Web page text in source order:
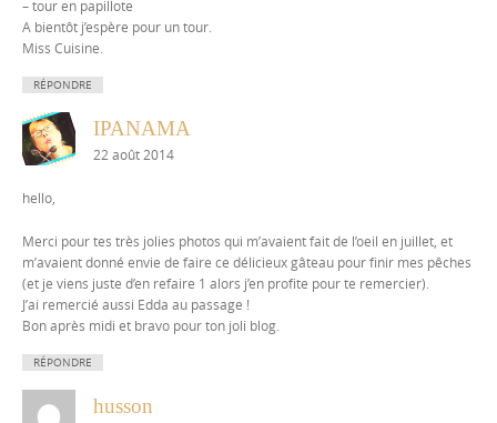
– tour en papillote
A bientôt j’espère pour un tour.
Miss Cuisine.
RÉPONDRE
IPANAMA
22 août 2014
hello,
Merci pour tes très jolies photos qui m’avaient fait de l’oeil en juillet, et
m’avaient donné envie de faire ce délicieux gâteau pour finir mes pêches
(et je viens juste d’en refaire 1 alors j’en profite pour te remercier).
J’ai remercié aussi Edda au passage !
Bon après midi et bravo pour ton joli blog.
RÉPONDRE
husson